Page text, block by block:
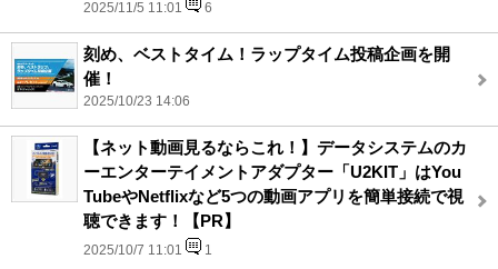
2025/11/5 11:01 6
刻め、ベストタイム！ラップタイム投稿企画を開
催！
2025/10/23 14:06
【ネット動画見るならこれ！】データシステムのカ
ーエンターテイメントアダプター「U2KIT」はYou
TubeやNetflixなど5つの動画アプリを簡単接続で視
聴できます！【PR】
2025/10/7 11:01 1